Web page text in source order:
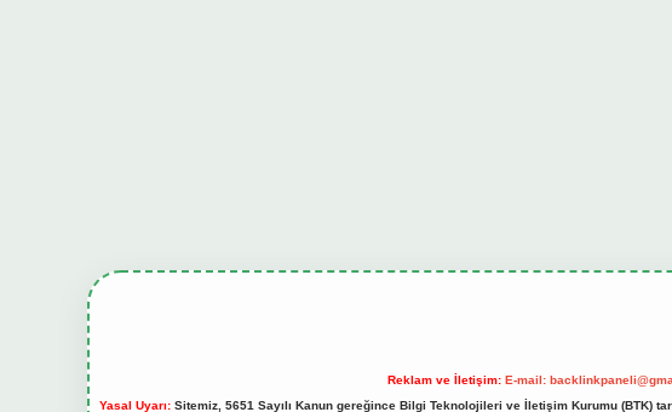
Reklam ve İletişim: E-mail:
Yasal Uyarı:Sitemiz, 5651 Sayılı Kanun gereğince Bilgi Teknolojileri ve İletişim Kurumu (BTK)